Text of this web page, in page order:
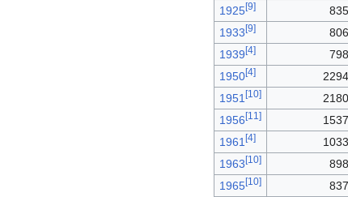
1925[9] 835
1933 [9] 806
1939 [4] 798
1950[4] 2294
1951 [10] 2180
1956 [11 ] 1537
1961 [4] 1033
1963 [10] 898
1965[10] 837